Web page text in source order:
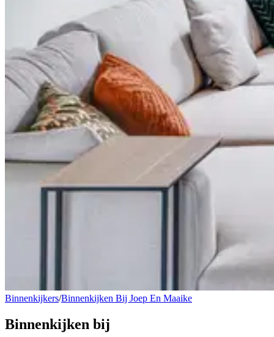
Binnenkijkers/Binnenkijken Bij Joep En Maaike
Binnenkijken bij